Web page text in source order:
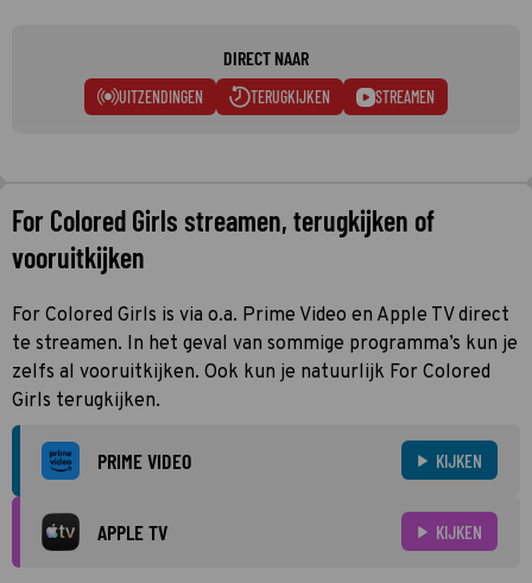
DIRECT NAAR
UITZENDINGEN TERUGKIJKEN STREAMEN
For Colored Girls streamen, terugkijken of
vooruitkijken
For Colored Girls is via o.a. Prime Video en Apple TV direct
te streamen. In het geval van sommige programma’s kun je
zelfs al vooruitkijken. Ook kun je natuurlijk For Colored
Girls terugkijken.
PRIME VIDEO KIJKEN
APPLE TV KIJKEN